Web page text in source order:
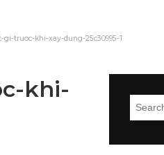
truoc-khi-xay-dung-25c30995-1
khi-
Search
for: